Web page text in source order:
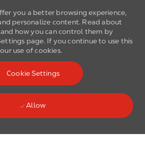
you a better browsing experience,
personalize content. Read about
how you can control them by
page. If you continue to use this
use of cookies.
Cookie Settings
Allow